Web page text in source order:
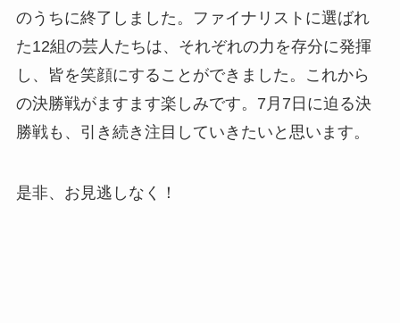
のうちに終了しました。ファイナリストに選ばれ
た12組の芸人たちは、それぞれの力を存分に発揮
し、皆を笑顔にすることができました。これから
の決勝戦がますます楽しみです。7月7日に迫る決
勝戦も、引き続き注目していきたいと思います。
是非、お見逃しなく！